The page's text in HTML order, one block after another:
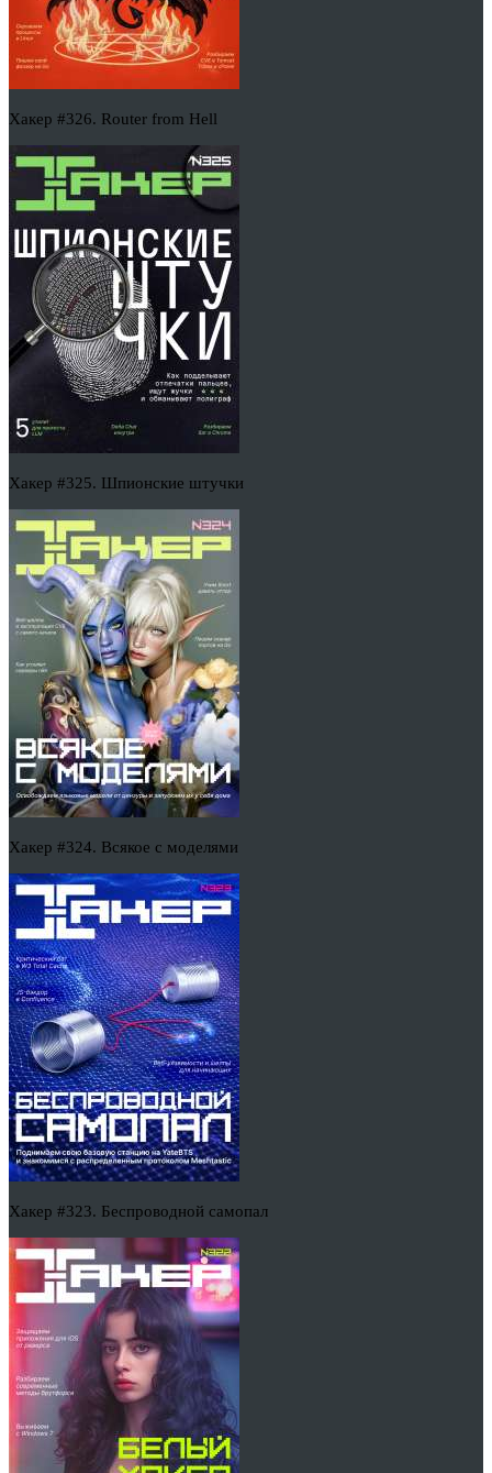
Хакер #326. Router from Hell
Хакер #325. Шпионские штучки
Хакер #324. Всякое с моделями
Хакер #323. Беспроводной самопал